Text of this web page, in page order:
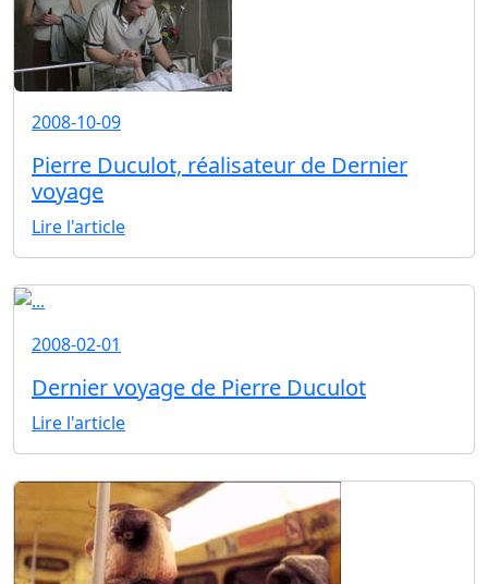
2008-10-09
Pierre Duculot, réalisateur de Dernier
voyage
Lire l'article
2008-02-01
Dernier voyage de Pierre Duculot
Lire l'article